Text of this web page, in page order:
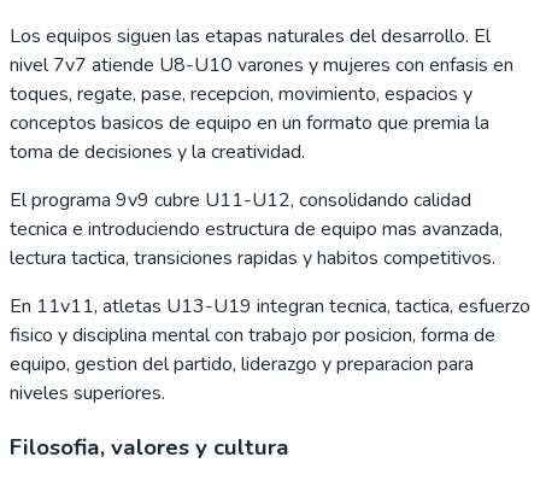
Los equipos siguen las etapas naturales del desarrollo. El
nivel 7v7 atiende U8-U10 varones y mujeres con enfasis en
toques, regate, pase, recepcion, movimiento, espacios y
conceptos basicos de equipo en un formato que premia la
toma de decisiones y la creatividad.
El programa 9v9 cubre U11-U12, consolidando calidad
tecnica e introduciendo estructura de equipo mas avanzada,
lectura tactica, transiciones rapidas y habitos competitivos.
En 11v11, atletas U13-U19 integran tecnica, tactica, esfuerzo
fisico y disciplina mental con trabajo por posicion, forma de
equipo, gestion del partido, liderazgo y preparacion para
niveles superiores.
Filosofia, valores y cultura